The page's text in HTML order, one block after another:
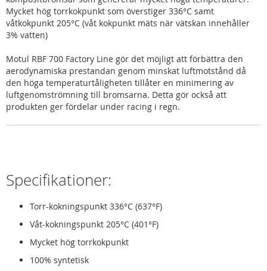
Mycket hög torrkokpunkt som överstiger 336°C samt
våtkokpunkt 205°C (våt kokpunkt mäts när vätskan innehåller
3% vatten)
Motul RBF 700 Factory Line gör det möjligt att förbättra den
aerodynamiska prestandan genom minskat luftmotstånd då
den höga temperaturtåligheten tillåter en minimering av
luftgenomströmning till bromsarna. Detta gör också att
produkten ger fördelar under racing i regn.
Specifikationer:
Torr-kokningspunkt 336°C (637°F)
Våt-kokningspunkt 205°C (401°F)
Mycket hög torrkokpunkt
100% syntetisk